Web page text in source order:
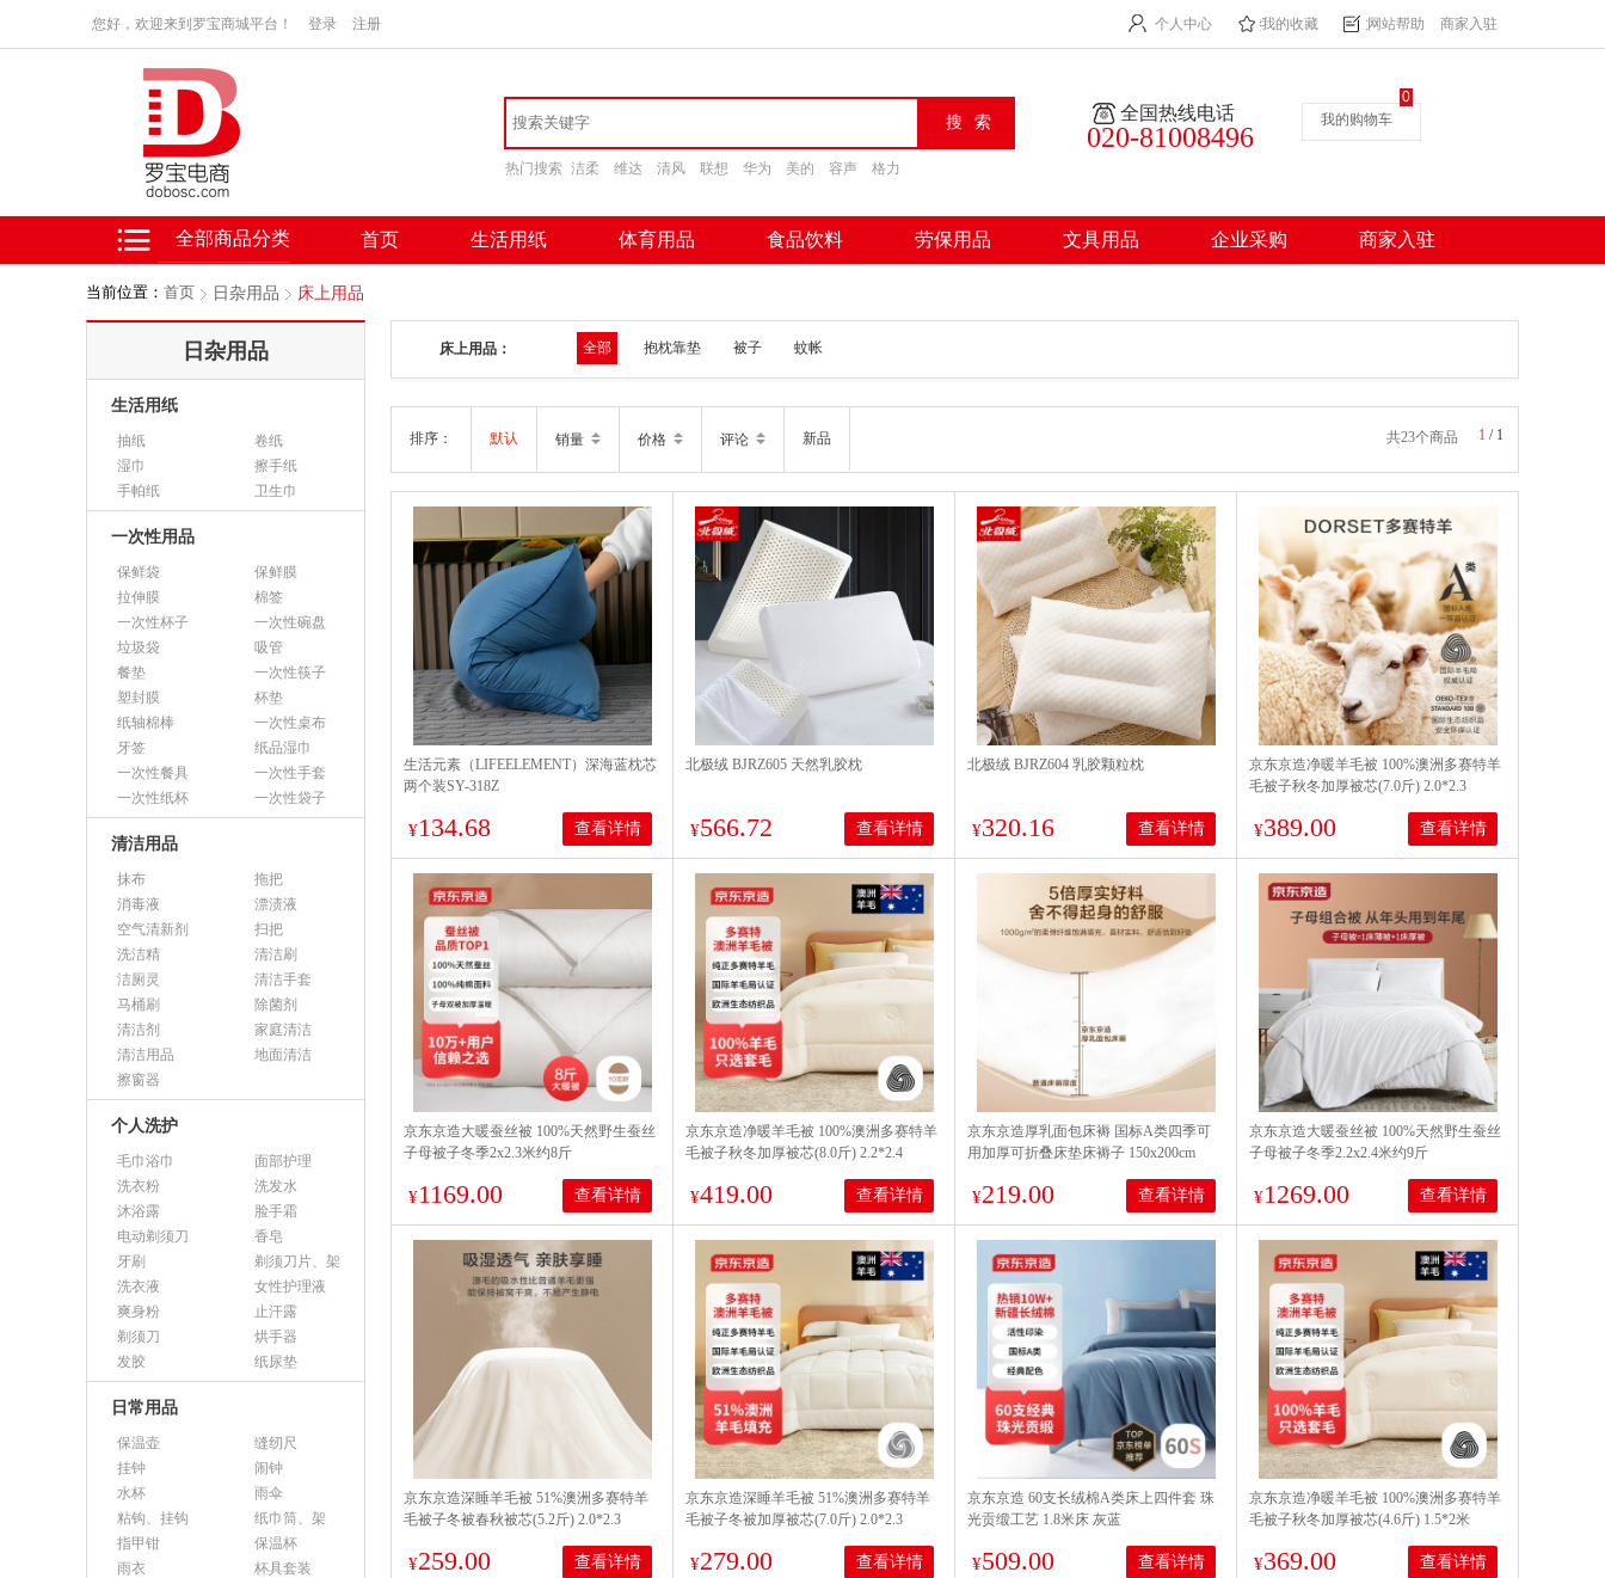
您好，欢迎来到罗宝商城平台！ 登录 注册 个人中心 我的收藏 网站帮助 商家入驻
热门搜索 洁柔 维达 清风 联想 华为 美的 容声 格力
全国热线电话
020-81008496
我的购物车
0
全部商品分类 首页 生活用纸 体育用品 食品饮料 劳保用品 文具用品 企业采购 商家入驻
当前位置： 首页 日杂用品 床上用品
日杂用品
生活用纸
抽纸
卷纸
湿巾
擦手纸
手帕纸
卫生巾
一次性用品
保鲜袋
保鲜膜
拉伸膜
棉签
一次性杯子
一次性碗盘
垃圾袋
吸管
餐垫
一次性筷子
塑封膜
杯垫
纸轴棉棒
一次性桌布
牙签
纸品湿巾
一次性餐具
一次性手套
一次性纸杯
一次性袋子
清洁用品
抹布
拖把
消毒液
漂渍液
空气清新剂
扫把
洗洁精
清洁刷
洁厕灵
清洁手套
马桶刷
除菌剂
清洁剂
家庭清洁
清洁用品
地面清洁
擦窗器
个人洗护
毛巾浴巾
面部护理
洗衣粉
洗发水
沐浴露
脸手霜
电动剃须刀
香皂
牙刷
剃须刀片、架
洗衣液
女性护理液
爽身粉
止汗露
剃须刀
烘手器
发胶
纸尿垫
日常用品
保温壶
缝纫尺
挂钟
闹钟
水杯
雨伞
粘钩、挂钩
纸巾筒、架
指甲钳
保温杯
雨衣
杯具套装
床上用品： 全部 抱枕靠垫 被子 蚊帐
排序： 默认 销量 价格 评论 新品 共23个商品 1 / 1
生活元素（LIFEELEMENT）深海蓝枕芯
两个装SY-318Z
¥134.68 查看详情
北极绒 BJRZ605 天然乳胶枕
¥566.72 查看详情
北极绒 BJRZ604 乳胶颗粒枕
¥320.16 查看详情
京东京造净暖羊毛被 100%澳洲多赛特羊
毛被子秋冬加厚被芯(7.0斤) 2.0*2.3
¥389.00 查看详情
京东京造大暖蚕丝被 100%天然野生蚕丝
子母被子冬季2x2.3米约8斤
¥1169.00 查看详情
京东京造净暖羊毛被 100%澳洲多赛特羊
毛被子秋冬加厚被芯(8.0斤) 2.2*2.4
¥419.00 查看详情
京东京造厚乳面包床褥 国标A类四季可
用加厚可折叠床垫床褥子 150x200cm
¥219.00 查看详情
京东京造大暖蚕丝被 100%天然野生蚕丝
子母被子冬季2.2x2.4米约9斤
¥1269.00 查看详情
京东京造深睡羊毛被 51%澳洲多赛特羊
毛被子冬被春秋被芯(5.2斤) 2.0*2.3
¥259.00 查看详情
京东京造深睡羊毛被 51%澳洲多赛特羊
毛被子冬被加厚被芯(7.0斤) 2.0*2.3
¥279.00 查看详情
京东京造 60支长绒棉A类床上四件套 珠
光贡缎工艺 1.8米床 灰蓝
¥509.00 查看详情
京东京造净暖羊毛被 100%澳洲多赛特羊
毛被子秋冬加厚被芯(4.6斤) 1.5*2米
¥369.00 查看详情